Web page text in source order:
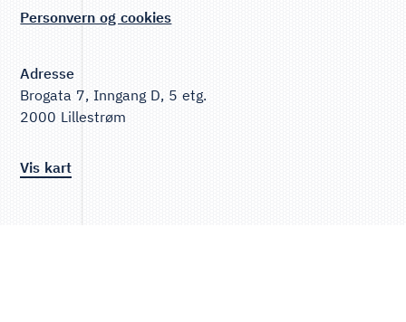
Personvern og cookies
Adresse
Brogata 7, Inngang D, 5 etg.
2000 Lillestrøm
Vis kart